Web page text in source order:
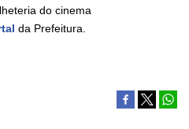
do cinema
da Prefeitura.